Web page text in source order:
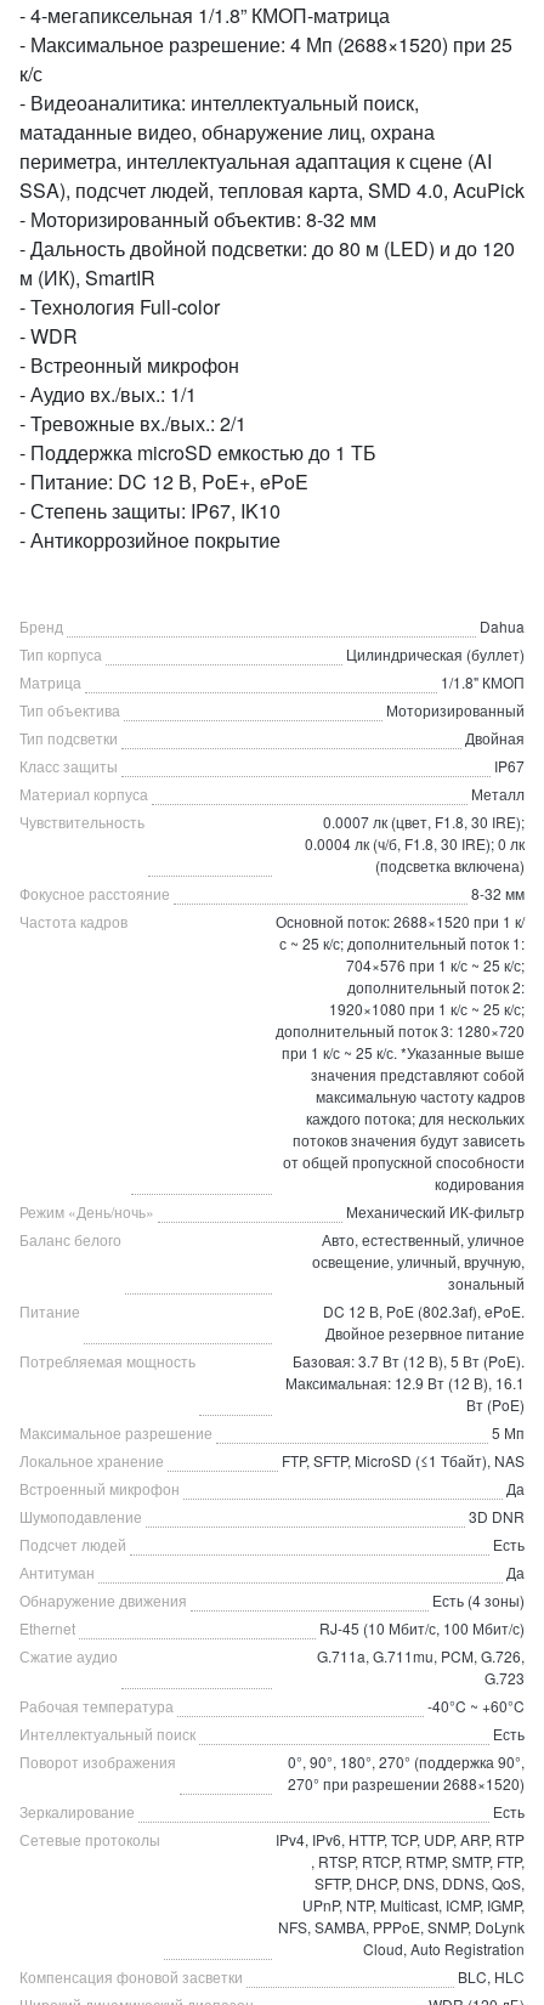
- 4-мегапиксельная 1/1.8” КМОП-матрица
- Максимальное разрешение: 4 Мп (2688×1520) при 25
к/с
- Видеоаналитика: интеллектуальный поиск,
матаданные видео, обнаружение лиц, охрана
периметра, интеллектуальная адаптация к сцене (AI
SSA), подсчет людей, тепловая карта, SMD 4.0, AcuPick
- Моторизированный объектив: 8-32 мм
- Дальность двойной подсветки: до 80 м (LED) и до 120
м (ИК), SmartIR
- Технология Full-color
- WDR
- Встреонный микрофон
- Аудио вх./вых.: 1/1
- Тревожные вх./вых.: 2/1
- Поддержка microSD емкостью до 1 ТБ
- Питание: DC 12 В, PoE+, ePoE
- Степень защиты: IP67, IK10
- Антикоррозийное покрытие
Бренд
Dahua
Тип корпуса
Цилиндрическая (буллет)
Матрица
1/1.8" КМОП
Тип объектива
Моторизированный
Тип подсветки
Двойная
Класс защиты
IP67
Материал корпуса
Металл
Чувствительность
0.0007 лк (цвет, F1.8, 30 IRE);
0.0004 лк (ч/б, F1.8, 30 IRE); 0 лк
(подсветка включена)
Фокусное расстояние
8-32 мм
Частота кадров
Основной поток: 2688×1520 при 1 к/
с ~ 25 к/с; дополнительный поток 1:
704×576 при 1 к/с ~ 25 к/с;
дополнительный поток 2:
1920×1080 при 1 к/с ~ 25 к/с;
дополнительный поток 3: 1280×720
при 1 к/с ~ 25 к/с. *Указанные выше
значения представляют собой
максимальную частоту кадров
каждого потока; для нескольких
потоков значения будут зависеть
от общей пропускной способности
кодирования
Режим «День/ночь»
Механический ИК-фильтр
Баланс белого
Авто, естественный, уличное
освещение, уличный, вручную,
зональный
Питание
DC 12 В, PoE (802.3af), ePoE.
Двойное резервное питание
Потребляемая мощность
Базовая: 3.7 Вт (12 В), 5 Вт (PoE).
Максимальная: 12.9 Вт (12 В), 16.1
Вт (PoE)
Максимальное разрешение
5 Мп
Локальное хранение
FTP, SFTP, MicroSD (≤1 Тбайт), NAS
Встроенный микрофон
Да
Шумоподавление
3D DNR
Подсчет людей
Есть
Антитуман
Да
Обнаружение движения
Есть (4 зоны)
Ethernet
RJ-45 (10 Мбит/с, 100 Мбит/с)
Сжатие аудио
G.711a, G.711mu, PCM, G.726,
G.723
Рабочая температура
-40°C ~ +60°C
Интеллектуальный поиск
Есть
Поворот изображения
0°, 90°, 180°, 270° (поддержка 90°,
270° при разрешении 2688×1520)
Зеркалирование
Есть
Сетевые протоколы
IPv4, IPv6, HTTP, TCP, UDP, ARP, RTP
, RTSP, RTCP, RTMP, SMTP, FTP,
SFTP, DHCP, DNS, DDNS, QoS,
UPnP, NTP, Multicast, ICMP, IGMP,
NFS, SAMBA, PPPoE, SNMP, DoLynk
Cloud, Auto Registration
Компенсация фоновой засветки
BLC, HLC